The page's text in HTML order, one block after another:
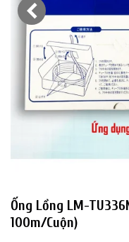
Ống Lồng LM-
100m/cuộn)